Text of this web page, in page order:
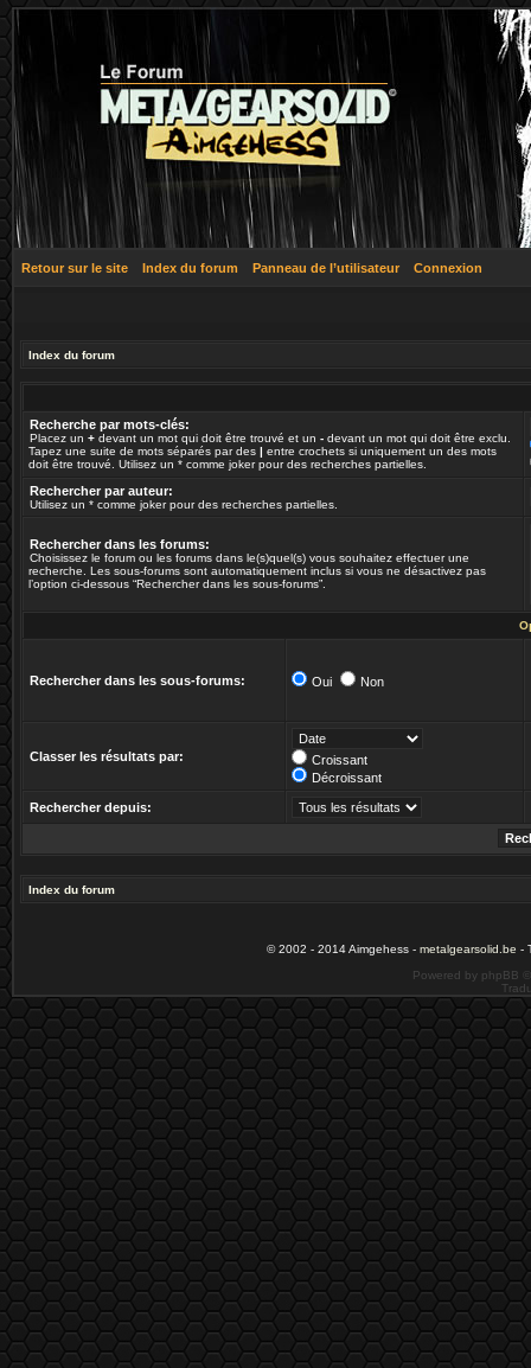
Retour sur le site Index du forum Panneau de l’utilisateur Connexion
Index du forum
Recherche par mots-clés:
Placez un + devant un mot qui doit être trouvé et un - devant un mot qui doit être exclu.
Tapez une suite de mots séparés par des | entre crochets si uniquement un des mots
doit être trouvé. Utilisez un * comme joker pour des recherches partielles.
Rechercher par auteur:
Utilisez un * comme joker pour des recherches partielles.
Rechercher dans les forums:
Choisissez le forum ou les forums dans le(s)quel(s) vous souhaitez effectuer une
recherche. Les sous-forums sont automatiquement inclus si vous ne désactivez pas
l’option ci-dessous “Rechercher dans les sous-forums”.
Rechercher dans les sous-forums: Oui Non
Classer les résultats par:
Croissant
Décroissant
Rechercher depuis:
Index du forum
© 2002 - 2014 Aimgehess - metalgearsolid.be -
Powered by phpBB